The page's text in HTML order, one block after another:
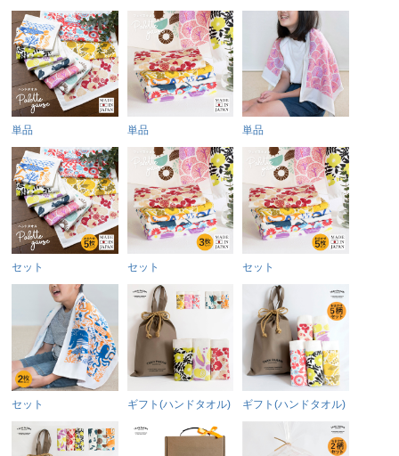
単品 単品 単品
セット セット セット
セット ギフト(ハンドタオル) ギフト(ハンドタオル)